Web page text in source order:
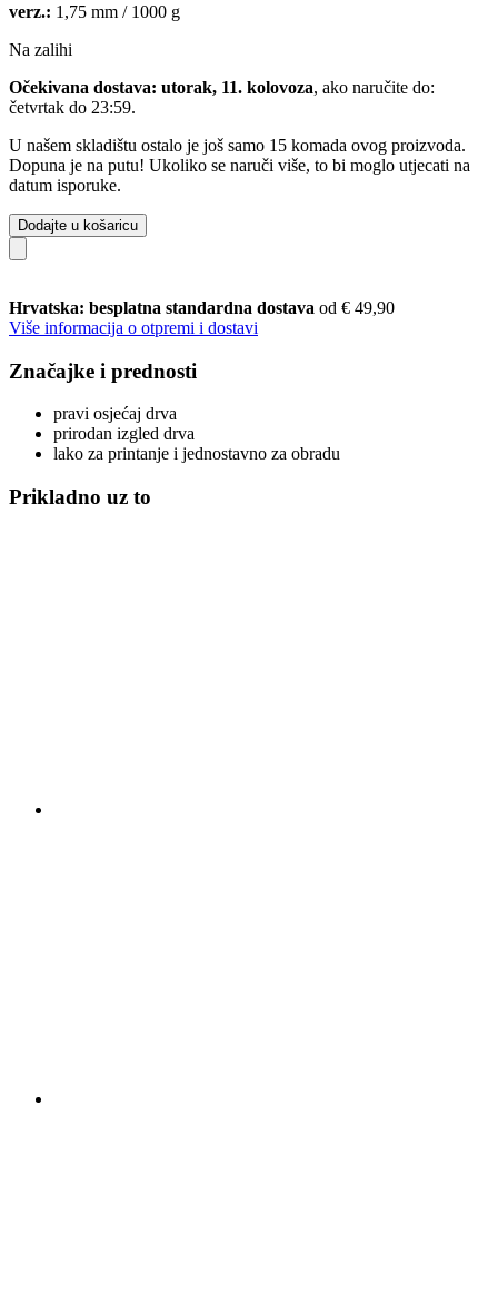
verz.: 1,75 mm / 1000 g
Na zalihi
Očekivana dostava: utorak, 11. kolovoza, ako naručite do:
četvrtak do 23:59.
U našem skladištu ostalo je još samo 15 komada ovog proizvoda.
Dopuna je na putu! Ukoliko se naruči više, to bi moglo utjecati na
datum isporuke.
Dodajte u košaricu
Hrvatska: besplatna standardna dostava od € 49,90
Više informacija o otpremi i dostavi
Značajke i prednosti
pravi osjećaj drva
prirodan izgled drva
lako za printanje i jednostavno za obradu
Prikladno uz to